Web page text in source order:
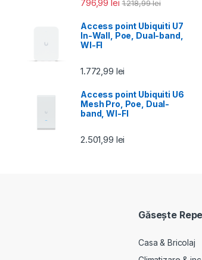
796,99lei 1.218,99lei
Access point Ubiquiti U7
In-Wall, Poe, Dual-band,
WI-FI
1.772,99 lei
Access point Ubiquiti U6
Mesh Pro, Poe, Dual-
band, WI-FI
2.501,99 lei
Găseşte
Casa & Bricolaj